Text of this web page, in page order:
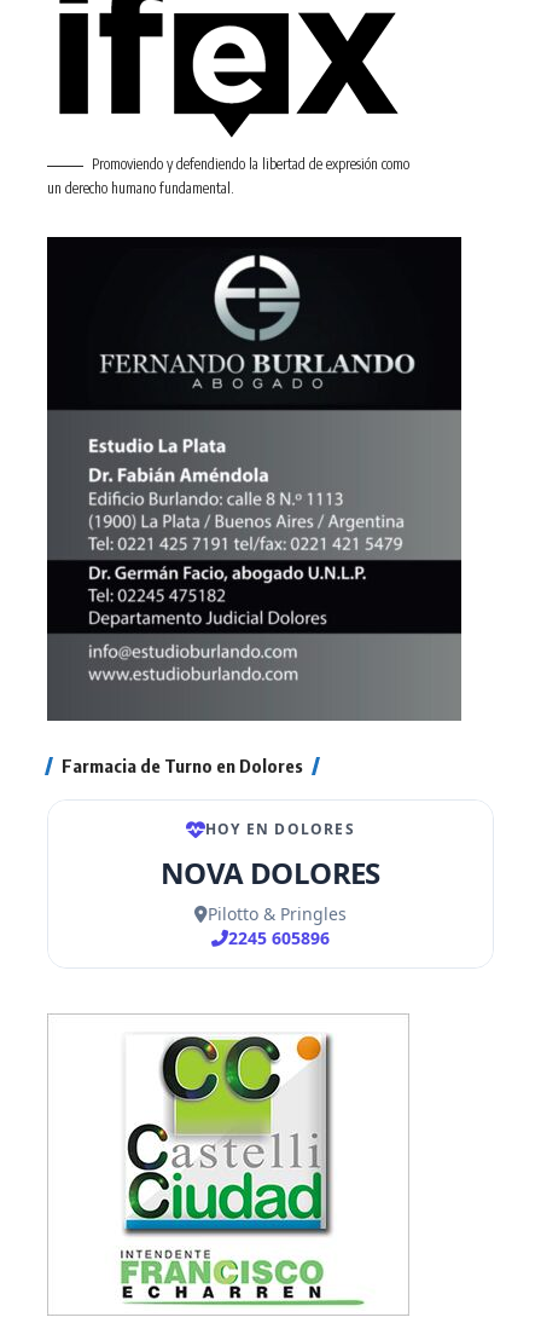
Promoviendo y defendiendo la libertad de expresión como
un derecho humano fundamental.
Farmacia de Turno en Dolores